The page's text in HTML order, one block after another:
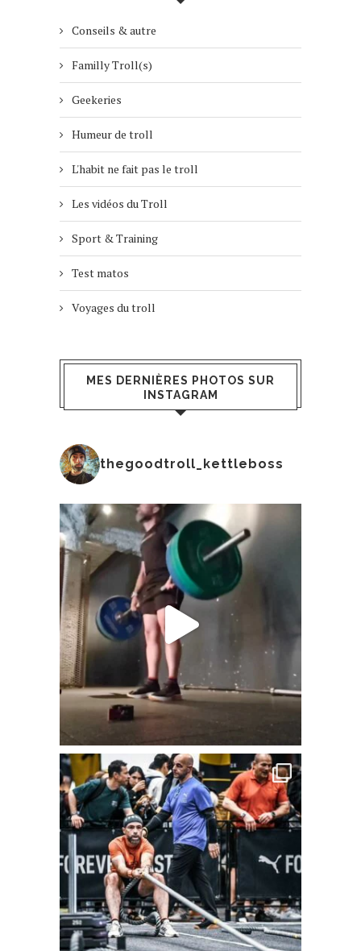
Conseils & autre
Familly Troll(s)
Geekeries
Humeur de troll
L'habit ne fait pas le troll
Les vidéos du Troll
Sport & Training
Test matos
Voyages du troll
MES DERNIÈRES PHOTOS SUR
INSTAGRAM
thegoodtroll_kettleboss